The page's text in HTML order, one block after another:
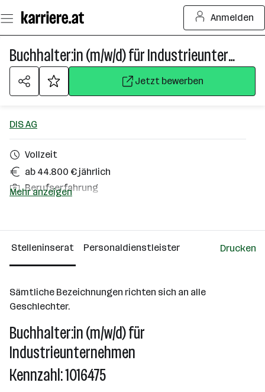
Seiteninhalt
springen
Anmelden
Buchhalter:in (m/w/d) für Industrieunternehmen
Jetzt bewerben
DIS AG
Vollzeit
ab 44.800 € jährlich
Berufserfahrung
Über das Unternehmen
Wien
Mehr anzeigen
Stelleninserat Personaldienstleister Drucken
Sämtliche Bezeichnungen richten sich an alle
Geschlechter.
Buchhalter:in (m/w/d) für
Industrieunternehmen
Kennzahl: 1016475